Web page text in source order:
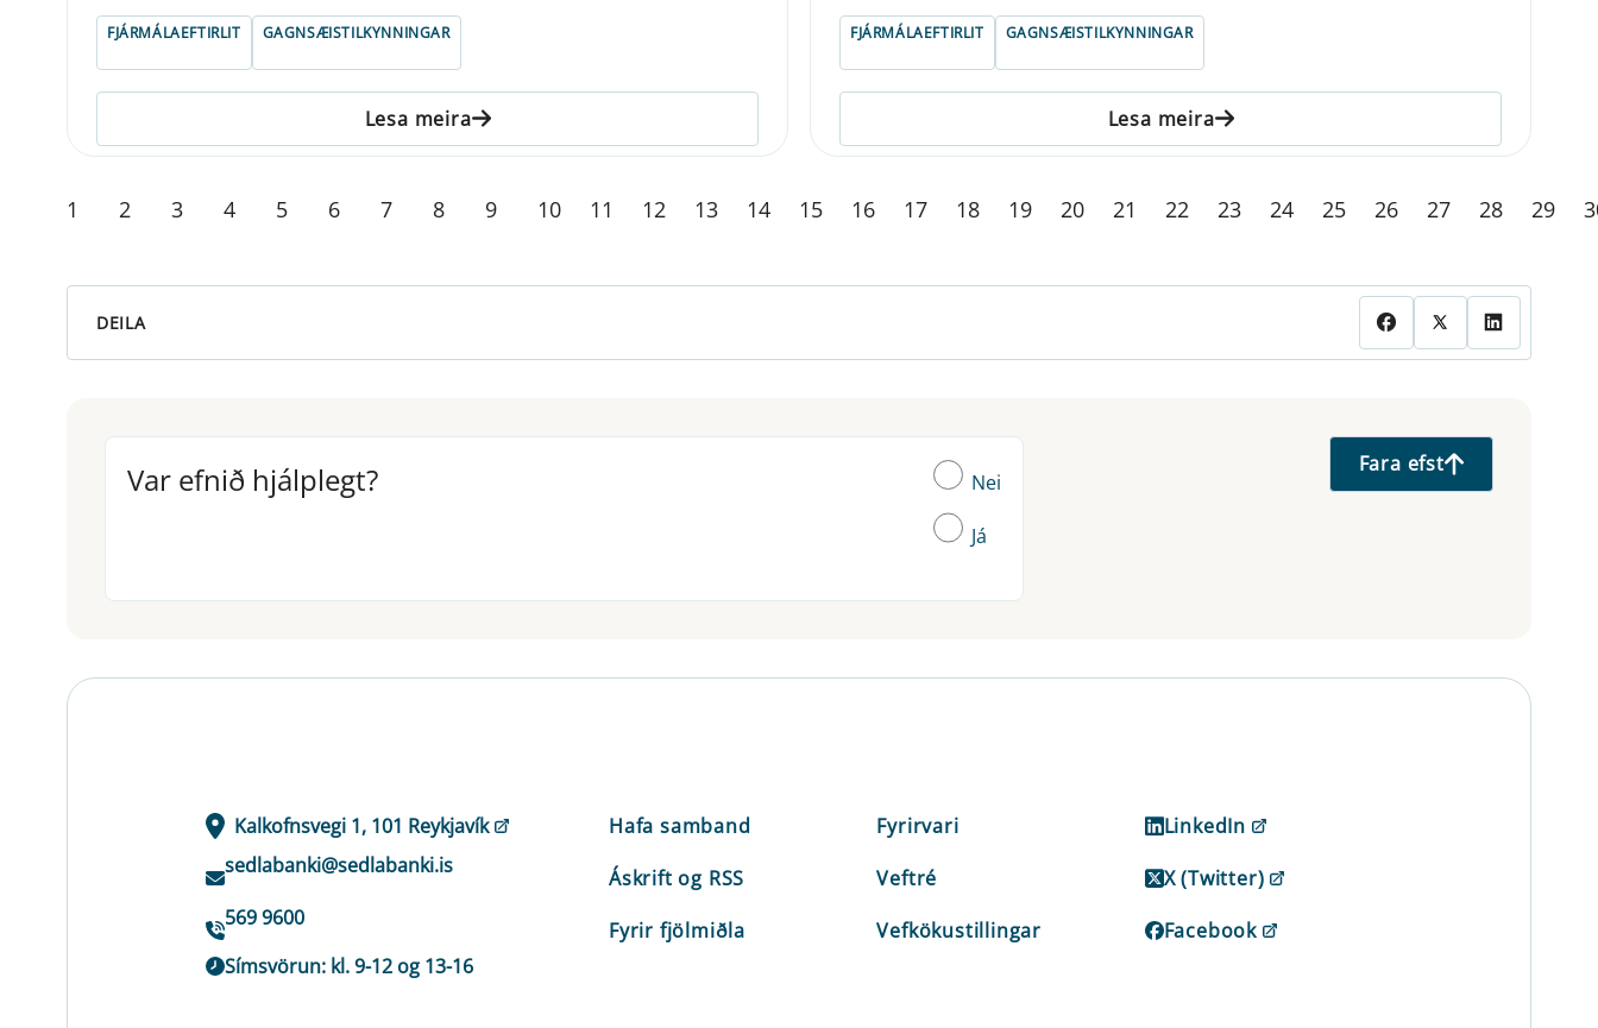
FJÁRMÁLAEFTIRLIT GAGNSÆISTILKYNNINGAR
Lesa meira
FJÁRMÁLAEFTIRLIT GAGNSÆISTILKYNNINGAR
Lesa meira
1 2 3 4 5 6 7 8 9 10 11 12 13 14 15 16 17 18 19 20 21 22 23 24 25 26 27 28 29
DEILA
Var efnið hjálplegt?
Var efnið hjálplegt? Nei
Já
Fara efst
Kalkofnsvegi 1, 101 Reykjavík
sedlabanki@sedlabanki.is
569 9600
Símsvörun: kl. 9-12 og 13-16
Hafa samband
Áskrift og RSS
Fyrir fjölmiðla
Fyrirvari
Veftré
Vefkökustillingar
LinkedIn
X (Twitter)
Facebook